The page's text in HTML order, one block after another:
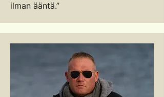
ilman ääntä.”